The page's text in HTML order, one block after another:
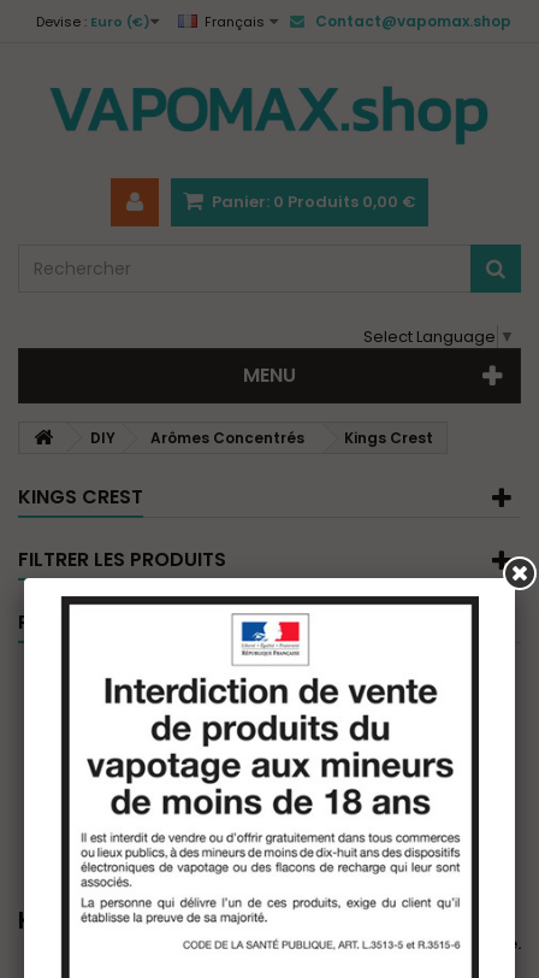
Devise : Euro (€) Français Contact@vapomax.shop
Panier: 0 Produits 0,00 €
Select Language ▼
MENU
DIY Arômes Concentrés Kings Crest
KINGS CREST
FILTRER LES PRODUITS
PROMOTIONS
Kings Crest
Il n'y a aucun produit dans cette catégorie.